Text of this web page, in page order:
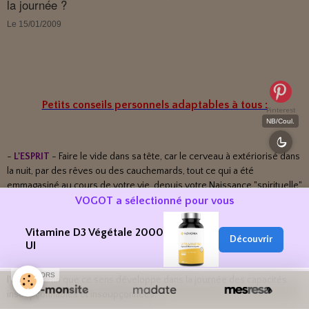
matière de gemmothérapie sont la France, la
la journée ?
Le 15/01/2009
Petits conseils personnels adaptables à tous :
- L'ESPRIT - Faire le vide dans sa tête, car le cerveau à extériorisé dans
la nuit, par des rêves ou des cauchemards, tout ce qui a été
emmagasiné au cours de votre vie, depuis votre Naissance "spirituelle"
à votre mort "corporelle".
L'OUIE
- Ecouter de la musique douce, afin que ce sens ne soit pas
agressé par des ondes polluant une partie de votre cerveau.
-L'ODORAT- Diffuser une huile essentielle ou bien faire bruler de
l'encens, afin que ce sens développe dans la journée des capacités
insoupçonnables et insoupçonnées.
Pinterest
NB/Coul.
VOGOT a sélectionné pour vous
Vitamine D3 Végétale 2000
UI
Découvrir
SPONSORS